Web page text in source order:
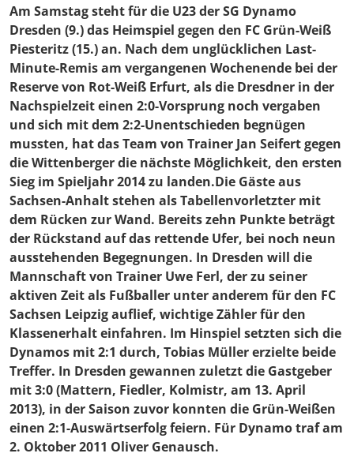
Am Samstag steht für die U23 der SG Dynamo
Dresden (9.) das Heimspiel gegen den FC Grün-Weiß
Piesteritz (15.) an. Nach dem unglücklichen Last-
Minute-Remis am vergangenen Wochenende bei der
Reserve von Rot-Weiß Erfurt, als die Dresdner in der
Nachspielzeit einen 2:0-Vorsprung noch vergaben
und sich mit dem 2:2-Unentschieden begnügen
mussten, hat das Team von Trainer Jan Seifert gegen
die Wittenberger die nächste Möglichkeit, den ersten
Sieg im Spieljahr 2014 zu landen.Die Gäste aus
Sachsen-Anhalt stehen als Tabellenvorletzter mit
dem Rücken zur Wand. Bereits zehn Punkte beträgt
der Rückstand auf das rettende Ufer, bei noch neun
ausstehenden Begegnungen. In Dresden will die
Mannschaft von Trainer Uwe Ferl, der zu seiner
aktiven Zeit als Fußballer unter anderem für den FC
Sachsen Leipzig auflief, wichtige Zähler für den
Klassenerhalt einfahren. Im Hinspiel setzten sich die
Dynamos mit 2:1 durch, Tobias Müller erzielte beide
Treffer. In Dresden gewannen zuletzt die Gastgeber
mit 3:0 (Mattern, Fiedler, Kolmistr, am 13. April
2013), in der Saison zuvor konnten die Grün-Weißen
einen 2:1-Auswärtserfolg feiern. Für Dynamo traf am
2. Oktober 2011 Oliver Genausch.